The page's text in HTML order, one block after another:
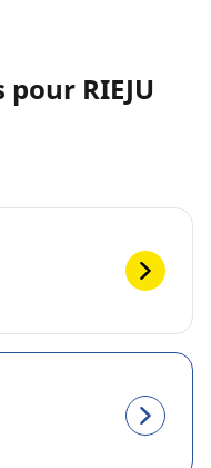
RIEJU